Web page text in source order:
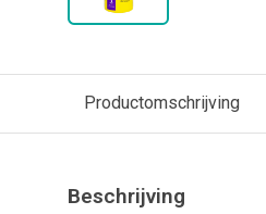
Productomschrijving
Beschrijving